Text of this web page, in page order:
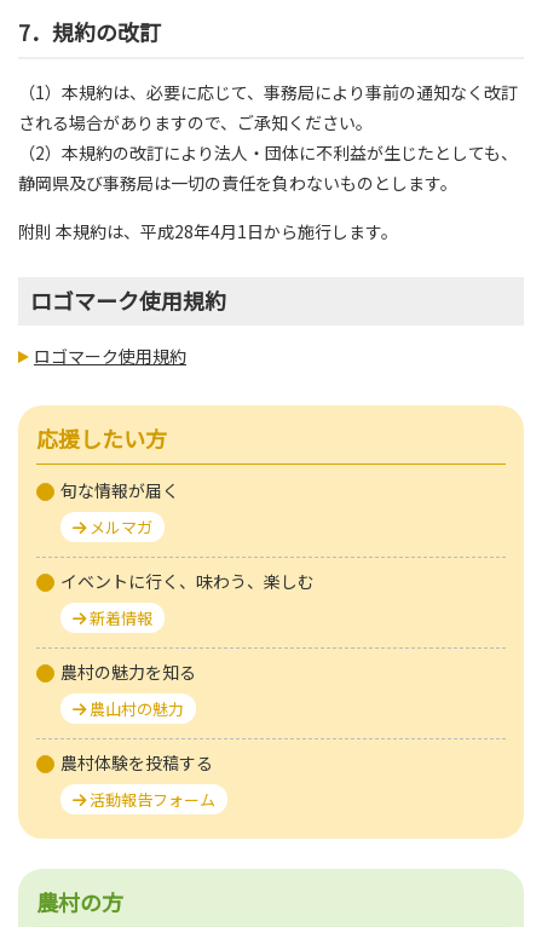
7．規約の改訂
（1）本規約は、必要に応じて、事務局により事前の通知なく改訂
される場合がありますので、ご承知ください。
（2）本規約の改訂により法人・団体に不利益が生じたとしても、
静岡県及び事務局は一切の責任を負わないものとします。
附則 本規約は、平成28年4月1日から施行します。
ロゴマーク使用規約
ロゴマーク使用規約
応援したい方
旬な情報が届く
メルマガ
イベントに行く、味わう、楽しむ
新着情報
農村の魅力を知る
農山村の魅力
農村体験を投稿する
活動報告フォーム
農村の方